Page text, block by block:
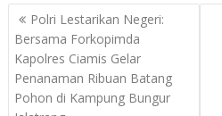
Post
navigation
Polri Lestarikan Negeri:
Bersama Forkopimda
Kapolres Ciamis Gelar
Penanaman Ribuan Batang
Pohon di Kampung Bungur